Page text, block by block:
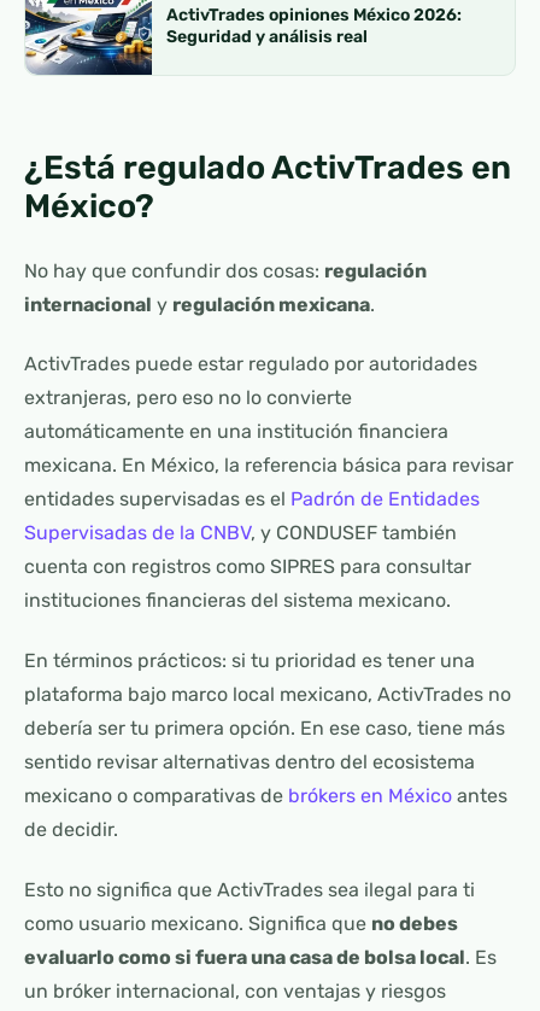
ActivTrades opiniones México 2026:
Seguridad y análisis real
¿Está regulado ActivTrades en
México?
No hay que confundir dos cosas: regulación
internacional y regulación mexicana.
ActivTrades puede estar regulado por autoridades
extranjeras, pero eso no lo convierte
automáticamente en una institución financiera
mexicana. En México, la referencia básica para revisar
entidades supervisadas es el Padrón de Entidades
Supervisadas de la CNBV, y CONDUSEF también
cuenta con registros como SIPRES para consultar
instituciones financieras del sistema mexicano.
En términos prácticos: si tu prioridad es tener una
plataforma bajo marco local mexicano, ActivTrades no
debería ser tu primera opción. En ese caso, tiene más
sentido revisar alternativas dentro del ecosistema
mexicano o comparativas de brókers en México antes
de decidir.
Esto no significa que ActivTrades sea ilegal para ti
como usuario mexicano. Significa que no debes
evaluarlo como si fuera una casa de bolsa local. Es
un bróker internacional, con ventajas y riesgos